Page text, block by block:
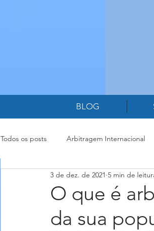
BLOG
Todos os posts Arbitragem Internacional
Cláusulas Contratuais Relação com o
O que é
da sua
3 de dez. de 2021 5 min de